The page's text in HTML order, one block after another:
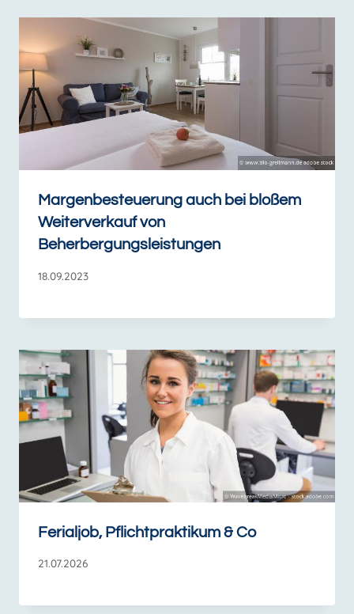
Margenbesteuerung auch bei bloßem
Weiterverkauf von
Beherbergungsleistungen
18.09.2023
Ferialjob, Pflichtpraktikum & Co
21.07.2026